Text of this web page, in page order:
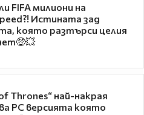
FIFA милиони на
Истината зад
която разтърси целия
Thrones“ най-накрая
PC версията която